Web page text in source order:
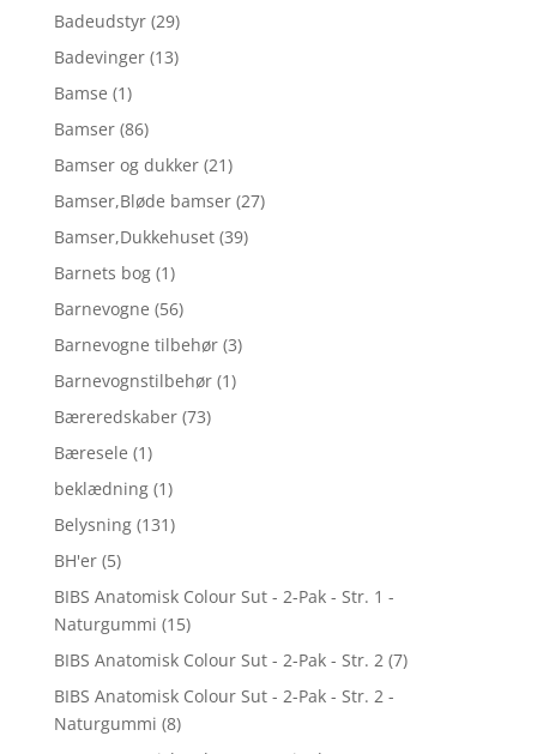
Badeudstyr (29)
Badevinger (13)
Bamse (1)
Bamser (86)
Bamser og dukker (21)
Bamser,Bløde bamser (27)
Bamser,Dukkehuset (39)
Barnets bog (1)
Barnevogne (56)
Barnevogne tilbehør (3)
Barnevognstilbehør (1)
Bæreredskaber (73)
Bæresele (1)
beklædning (1)
Belysning (131)
BH'er (5)
BIBS Anatomisk Colour Sut - 2-Pak - Str. 1 -
Naturgummi (15)
BIBS Anatomisk Colour Sut - 2-Pak - Str. 2 (7)
BIBS Anatomisk Colour Sut - 2-Pak - Str. 2 -
Naturgummi (8)